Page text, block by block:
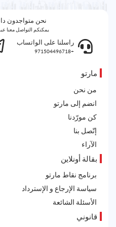
نحن متواجدون
يمكنكم التواصل معنا
راسلنا على الواتساب
+971504496718
مارتو
من نحن
انضم إلى مارتو
كن مورّدنا
إتّصل بنا
الآراء
بقالة أونلاين
برنامج نقاط مارتو
سياسة الإرجاع و الإسترداد
الأسئلة الشائعة
قانوني